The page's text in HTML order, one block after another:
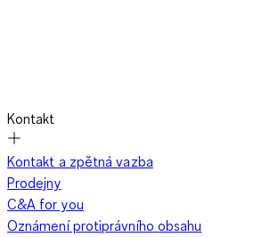
Kontakt
Kontakt a zpětná vazba
Prodejny
C&A for you
Oznámení protiprávního obsahu